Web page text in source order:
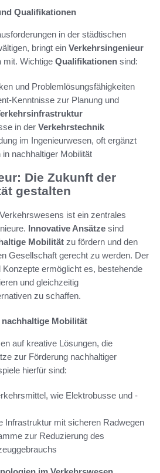
Qualifikationen
in der städtischen
bringt ein Verkehrsingenieur
mit. Wichtige Qualifikationen sind:
und Problemlösungsfähigkeiten
Kenntnisse zur Planung und
in der Verkehrstechnik
im Ingenieurwesen, oft ergänzt
nachhaltiger Mobilität
Die Zukunft der
gestalten
ist ein zentrales
Innovative Ansätze sind
Mobilität zu fördern und den
Gesellschaft gerecht zu werden. Der
ermöglicht es, bestehende
und gleichzeitig
zu schaffen.
Mobilität
auf kreative Lösungen, die
zur Förderung nachhaltiger
hierfür sind:
wie Elektrobusse und -
Infrastruktur mit sicheren Radwegen
zur Reduzierung des